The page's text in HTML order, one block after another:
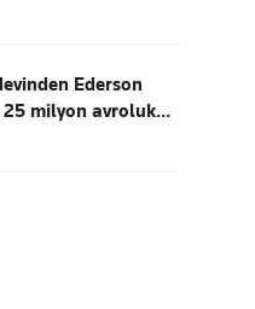
Ederson
25 milyon avroluk...